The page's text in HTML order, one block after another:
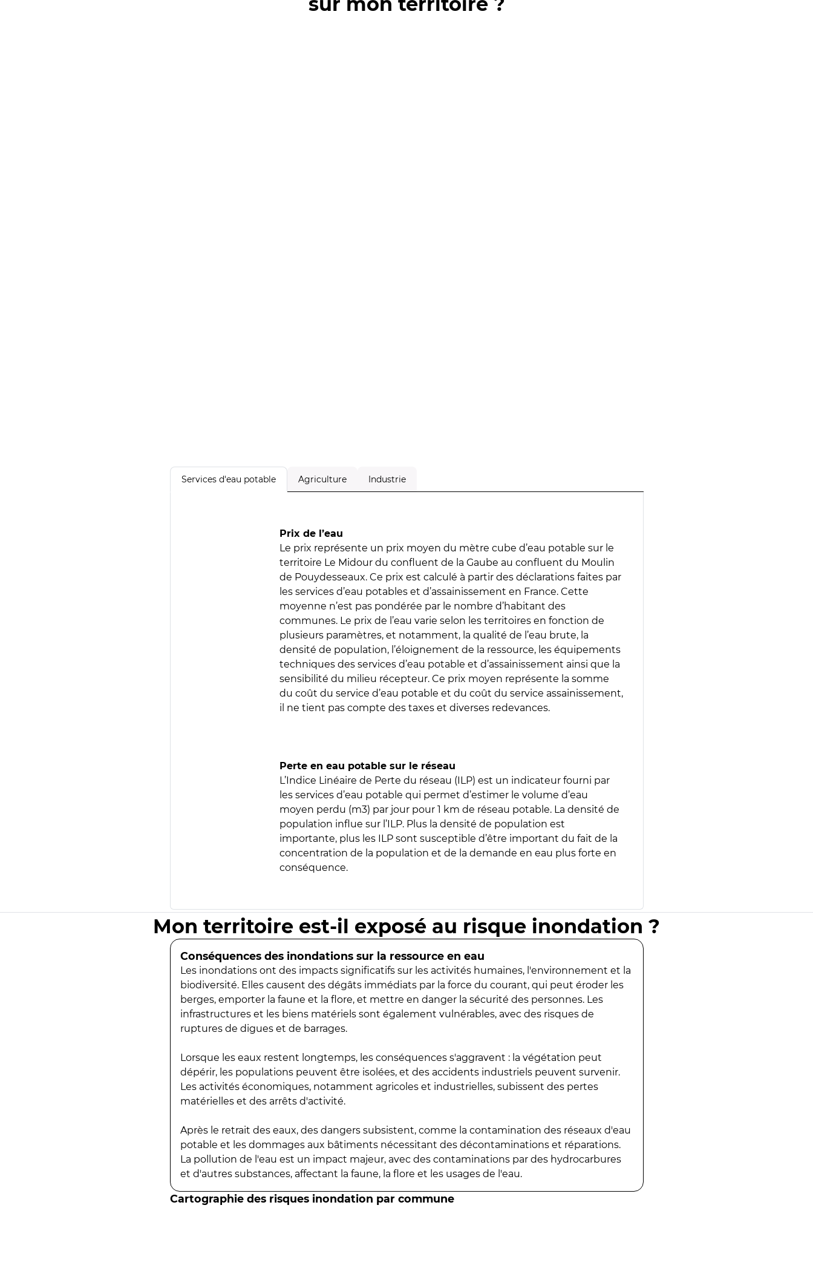
Services d'eau potable Agriculture Industrie
Prix de l’eau
Le prix représente un prix moyen du mètre cube d’eau potable sur le
territoire Le Midour du confluent de la Gaube au confluent du Moulin
de Pouydesseaux. Ce prix est calculé à partir des déclarations faites par
les services d’eau potables et d’assainissement en France. Cette
moyenne n’est pas pondérée par le nombre d’habitant des
communes. Le prix de l’eau varie selon les territoires en fonction de
plusieurs paramètres, et notamment, la qualité de l’eau brute, la
densité de population, l’éloignement de la ressource, les équipements
techniques des services d’eau potable et d’assainissement ainsi que la
sensibilité du milieu récepteur. Ce prix moyen représente la somme
du coût du service d’eau potable et du coût du service assainissement,
il ne tient pas compte des taxes et diverses redevances.
Perte en eau potable sur le réseau
L’Indice Linéaire de Perte du réseau (ILP) est un indicateur fourni par
les services d’eau potable qui permet d’estimer le volume d’eau
moyen perdu (m3) par jour pour 1 km de réseau potable. La densité de
population influe sur l’ILP. Plus la densité de population est
importante, plus les ILP sont susceptible d’être important du fait de la
concentration de la population et de la demande en eau plus forte en
conséquence.
Mon territoire est-il exposé au risque inondation ?
Conséquences des inondations sur la ressource en eau
Les inondations ont des impacts significatifs sur les activités humaines, l'environnement et la
biodiversité. Elles causent des dégâts immédiats par la force du courant, qui peut éroder les
berges, emporter la faune et la flore, et mettre en danger la sécurité des personnes. Les
infrastructures et les biens matériels sont également vulnérables, avec des risques de
ruptures de digues et de barrages.
Lorsque les eaux restent longtemps, les conséquences s'aggravent : la végétation peut
dépérir, les populations peuvent être isolées, et des accidents industriels peuvent survenir.
Les activités économiques, notamment agricoles et industrielles, subissent des pertes
matérielles et des arrêts d'activité.
Après le retrait des eaux, des dangers subsistent, comme la contamination des réseaux d'eau
potable et les dommages aux bâtiments nécessitant des décontaminations et réparations.
La pollution de l'eau est un impact majeur, avec des contaminations par des hydrocarbures
et d'autres substances, affectant la faune, la flore et les usages de l'eau.
Cartographie des risques inondation par commune